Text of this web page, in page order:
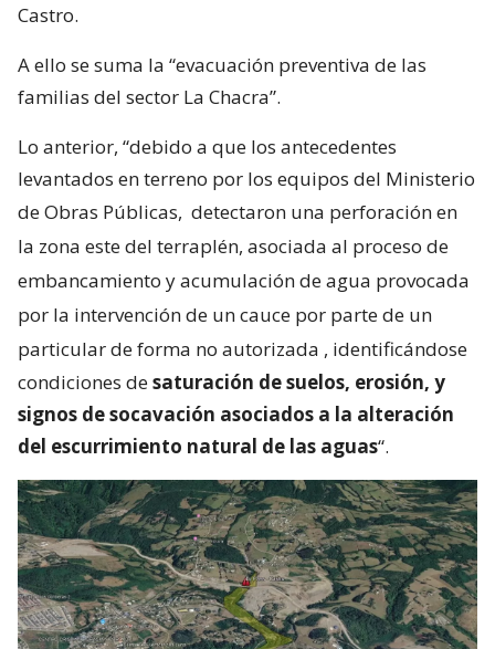
Castro.
A ello se suma la “evacuación preventiva de las
familias del sector La Chacra”.
Lo anterior, “debido a que los antecedentes
levantados en terreno por los equipos del Ministerio
de Obras Públicas, detectaron una perforación en
la zona este del terraplén, asociada al proceso de
embancamiento y acumulación de agua provocada
por la intervención de un cauce por parte de un
particular de forma no autorizada , identificándose
condiciones desaturación de suelos, erosión, y
signos de socavación asociados a la alteración
del escurrimiento natural de las aguas“.